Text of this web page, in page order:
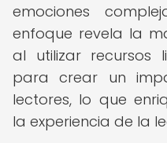
emociones
enfoque revela la
al utilizar recursos
para crear un
lectores, lo que
la experiencia de la